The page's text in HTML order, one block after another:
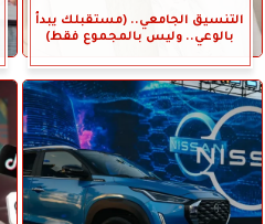
التنسيق الجامعي.. (مستقبلك يبدأ
بالوعي.. وليس بالمجموع فقط)